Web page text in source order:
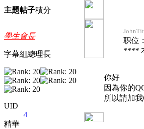
主題帖子積分
學生會長
字幕組總理長
UID
4
精華
职位
****
你好
因為你的
所以請加